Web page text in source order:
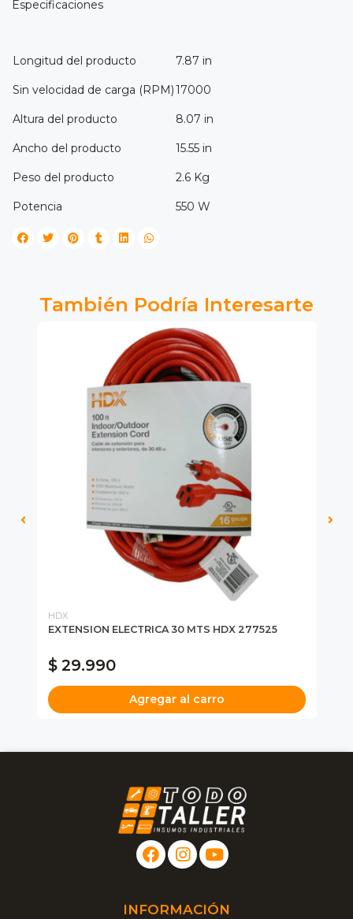
Especificaciones
Longitud del producto 7.87 in
Sin velocidad de carga (RPM)17000
Altura del producto 8.07 in
Ancho del producto 15.55 in
Peso del producto 2.6 Kg
Potencia 550 W
También Podría Interesarte
HDX
EXTENSION ELECTRICA 30 MTS HDX 277525
$ 29.990
Agregar al carro
INFORMACIÓN